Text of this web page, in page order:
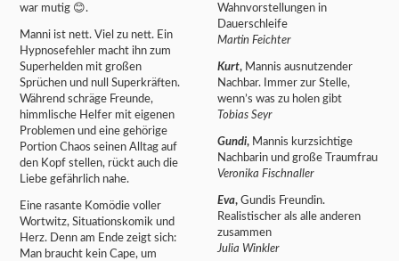
Wahnvorstellungen in
Dauerschleife
Martin Feichter
Kurt, Mannis ausnutzender
Nachbar. Immer zur Stelle,
wenn’s was zu holen gibt
Tobias Seyr
Gundi, Mannis kurzsichtige
Nachbarin und große Traumfrau
Veronika Fischnaller
Eva, Gundis Freundin.
Realistischer als alle anderen
zusammen
Julia Winkler
war mutig 😊.
Manni ist nett. Viel zu nett. Ein
Hypnosefehler macht ihn zum
Superhelden mit großen
Sprüchen und null Superkräften.
Während schräge Freunde,
himmlische Helfer mit eigenen
Problemen und eine gehörige
Portion Chaos seinen Alltag auf
den Kopf stellen, rückt auch die
Liebe gefährlich nahe.
Eine rasante Komödie voller
Wortwitz, Situationskomik und
Herz. Denn am Ende zeigt sich:
Man braucht kein Cape, um